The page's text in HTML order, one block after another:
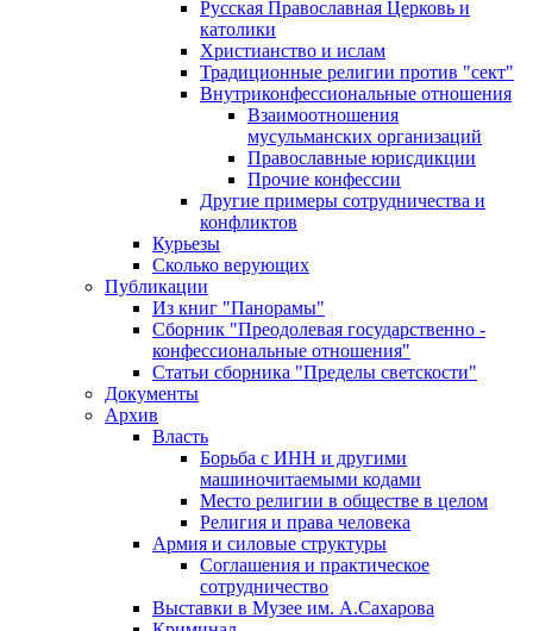
Русская Православная Церковь и
католики
Христианство и ислам
Традиционные религии против "сект"
Внутриконфессиональные отношения
Взаимоотношения
мусульманских организаций
Православные юрисдикции
Прочие конфессии
Другие примеры сотрудничества и
конфликтов
Курьезы
Сколько верующих
Публикации
Из книг "Панорамы"
Сборник "Преодолевая государственно -
конфессиональные отношения"
Статьи сборника "Пределы светскости"
Документы
Архив
Власть
Борьба с ИНН и другими
машиночитаемыми кодами
Место религии в обществе в целом
Религия и права человека
Армия и силовые структуры
Соглашения и практическое
сотрудничество
Выставки в Музее им. А.Сахарова